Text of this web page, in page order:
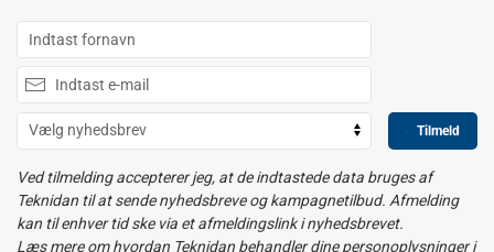
Tilmeld
Ved tilmelding accepterer jeg, at de indtastede data bruges af
Teknidan til at sende nyhedsbreve og kampagnetilbud. Afmelding
kan til enhver tid ske via et afmeldingslink i nyhedsbrevet.
Læs mere om hvordan Teknidan behandler dine personoplysninger i